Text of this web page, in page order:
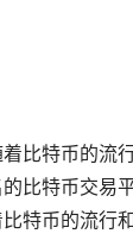
比特币的流
比特币交易
特币的流行